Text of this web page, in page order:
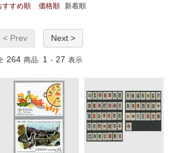
すすめ順 価格順 新着順
< Prev Next >
264 商品 1 - 27 表示